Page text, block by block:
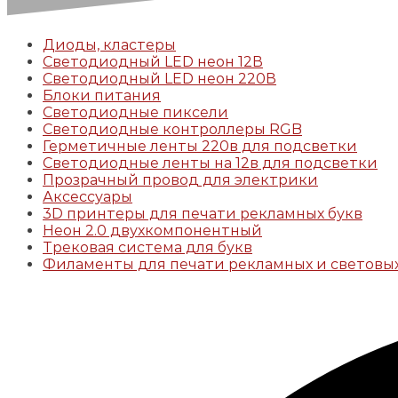
Диоды, кластеры
Светодиодный LED неон 12В
Светодиодный LED неон 220В
Блоки питания
Светодиодные пиксели
Светодиодные контроллеры RGB
Герметичные ленты 220в для подсветки
Светодиодные ленты на 12в для подсветки
Прозрачный провод для электрики
Аксессуары
3D принтеры для печати рекламных букв
Неон 2.0 двухкомпонентный
Трековая система для букв
Филаменты для печати рекламных и